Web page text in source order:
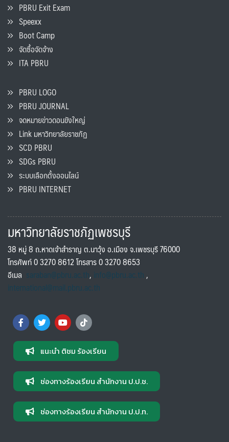
PBRU Exit Exam
Speexx
Boot Camp
จัดซื้อจัดจ้าง
ITA PBRU
PBRU LOGO
PBRU JOURNAL
จดหมายข่าวดอนขังใหญ่
Link มหาวิทยาลัยราชภัฏ
SCD PBRU
SDGs PBRU
ระบบเลือกตั้งออนไลน์
PBRU INTERNET
มหาวิทยาลัยราชภัฏเพชรบุรี
38 หมู่ 8 ถ.หาดเจ้าสำราญ ต.นาวุ้ง อ.เมือง จ.เพชรบุรี 76000
โทรศัพท์ 0 3270 8612 โทรสาร 0 3270 8653
อีเมล saraban@pbru.ac.th, info@pbru.ac.th,
international@mail.pbru.ac.th
แนะนำ ติชม ร้องเรียน
ช่องทางร้องเรียน สำนักงาน ป.ป.ช.
ช่องทางร้องเรียน สำนักงาน ป.ป.ท.